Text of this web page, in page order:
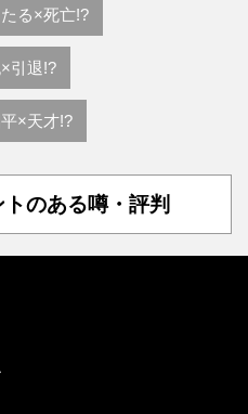
る×死亡!?
引退!?
×天才!?
のある噂・評判